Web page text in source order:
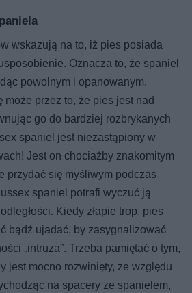
wskazują na to, iż pies posiada
Oznacza to, że spaniel
powolnym i opanowanym.
może przez to, że pies jest nad
go do bardziej rozbrykanych
spaniel jest niezastąpiony w
Jest on chociażby znakomitym
przydać się myśliwym podczas
spaniel potrafi wyczuć ją
Kiedy złapie trop, pies
bądź ujadać, by zasygnalizować
„intruza”. Trzeba pamiętać o tym,
jest mocno rozwinięty, ze względu
na spacery ze spanielem,